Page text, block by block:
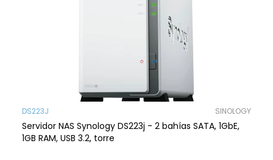
DS223J SINOLOGY
Servidor NAS Synology DS223j - 2 bahías SATA, 1GbE,
1GB RAM, USB 3.2, torre